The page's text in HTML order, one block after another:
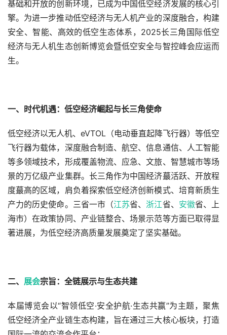
基础和开放的创新环境，已成为中国低空经济发展的核心引
擎。为进一步推动低空经济与无人机产业的深度融合，构建
安全、智能、高效的低空生态体系，2025长三角国际低空
经济与无人机生态创新博览会暨低空安全与智控峰会应运而
生。
一、时代机遇：低空经济崛起与长三角使命
低空经济以无人机、eVTOL（电动垂直起降飞行器）等低空
飞行器为载体，深度融合制造、航空、信息通信、人工智能
等多领域技术，形成覆盖物流、应急、文旅、智慧城市等场
景的万亿级产业集群。长三角作为中国经济蕞活跃、开放程
度蕞高的区域，肩负着探索低空经济创新模式、培育新质生
产力的历史使命。三省一市（江苏省、 浙江省、 安徽省、上
海市）在政策协同、产业链整合、场景示范等方面已取得显
著进展，为低空经济高质量发展奠定了坚实基础。
二、 展会宗旨：全链展示与生态共建
本届博览会以“智领低空·安全护航·生态共赢”为主题，聚焦
低空经济全产业链生态构建，旨在通过三大核心板块，打造